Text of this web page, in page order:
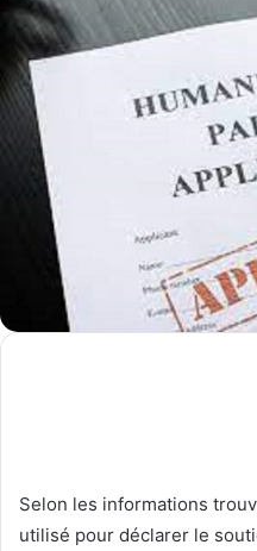
Selon les informations
utilisé pour déclarer le